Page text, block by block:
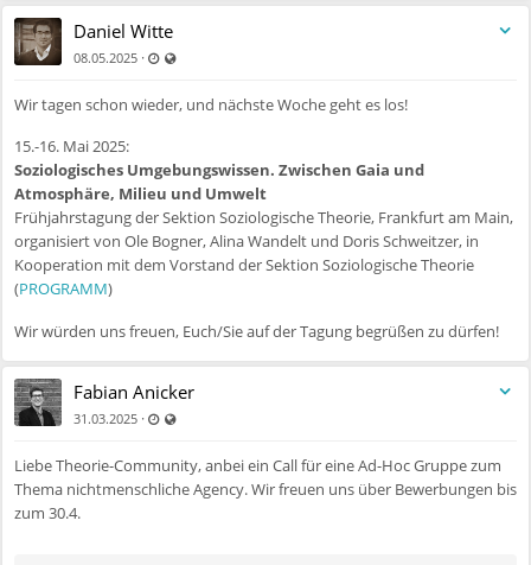
Daniel Witte
08.05.2025 · Zuletzt aktualisiert 11.07.2025 - 09:54
Wir tagen schon wieder, und nächste Woche geht es los!
15.-16. Mai 2025:
Soziologisches Umgebungswissen. Zwischen Gaia und
Atmosphäre, Milieu und Umwelt
Frühjahrstagung der Sektion Soziologische Theorie, Frankfurt am Main,
organisiert von Ole Bogner, Alina Wandelt und Doris Schweitzer, in
Kooperation mit dem Vorstand der Sektion Soziologische Theorie
(PROGRAMM)
Wir würden uns freuen, Euch/Sie auf der Tagung begrüßen zu dürfen!
Fabian Anicker
31.03.2025 · Zuletzt aktualisiert 11.07.2025 - 09:54
Liebe Theorie-Community, anbei ein Call für eine Ad-Hoc Gruppe zum
Thema nichtmenschliche Agency. Wir freuen uns über Bewerbungen bis
zum 30.4.